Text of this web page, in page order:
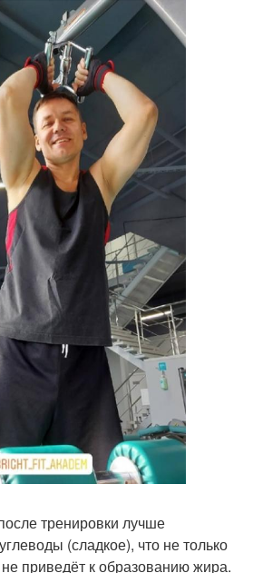
тренировки лучше
(сладкое), что не только
приведёт к образованию жира.